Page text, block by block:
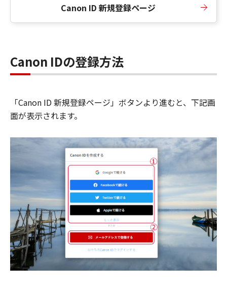
Canon ID 新規登録ページ
Canon IDの登録方法
「Canon ID 新規登録ページ」ボタンより進むと、下記画
面が表示されます。